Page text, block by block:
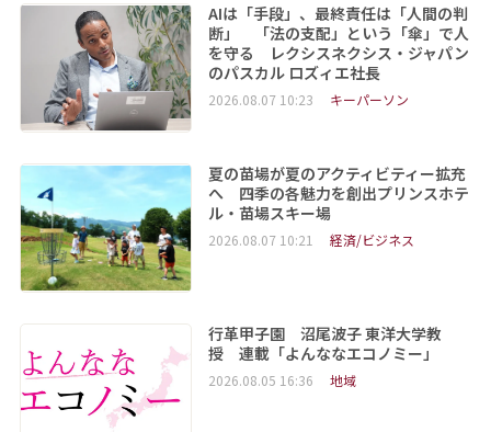
AIは「手段」、最終責任は「人間の判
断」 「法の支配」という「傘」で人
を守る レクシスネクシス・ジャパン
のパスカル ロズィエ社長
2026.08.07 10:23 キーパーソン
夏の苗場が夏のアクティビティー拡充
へ 四季の各魅力を創出プリンスホテ
ル・苗場スキー場
2026.08.07 10:21 経済/ビジネス
行革甲子園 沼尾波子 東洋大学教
授 連載「よんななエコノミー」
2026.08.05 16:36 地域